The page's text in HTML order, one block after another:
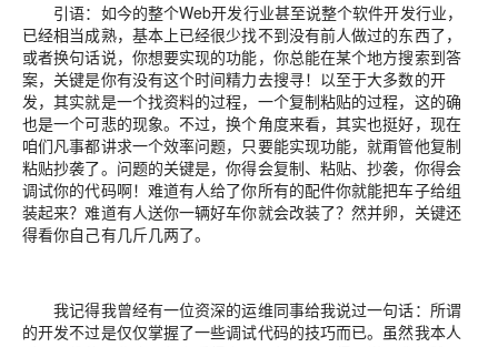
引语：如今的整个Web开发行业甚至说整个软件开发行业，
已经相当成熟，基本上已经很少找不到没有前人做过的东西了，
或者换句话说，你想要实现的功能，你总能在某个地方搜索到答
案，关键是你有没有这个时间精力去搜寻！以至于大多数的开
发，其实就是一个找资料的过程，一个复制粘贴的过程，这的确
也是一个可悲的现象。不过，换个角度来看，其实也挺好，现在
咱们凡事都讲求一个效率问题，只要能实现功能，就甭管他复制
粘贴抄袭了。问题的关键是，你得会复制、粘贴、抄袭，你得会
调试你的代码啊！难道有人给了你所有的配件你就能把车子给组
装起来？难道有人送你一辆好车你就会改装了？然并卵，关键还
得看你自己有几斤几两了。
我记得我曾经有一位资深的运维同事给我说过一句话：所谓
的开发不过是仅仅掌握了一些调试代码的技巧而已。虽然我本人